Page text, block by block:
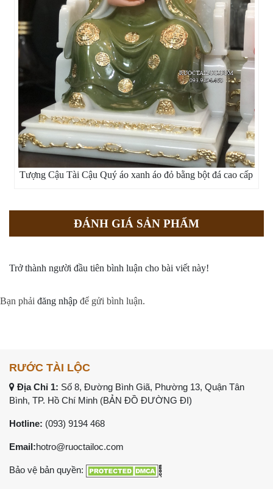
Tượng Cậu Tài Cậu Quý áo xanh áo đỏ bằng bột đá cao cấp
ĐÁNH GIÁ SẢN PHẨM
Trở thành người đầu tiên bình luận cho bài viết này!
Bạn phải đăng nhập để gửi bình luận.
RƯỚC TÀI LỘC
Địa Chỉ 1: Số 8, Đường Bình Giã, Phường 13, Quận Tân
Bình, TP. Hồ Chí Minh (BẢN ĐỒ ĐƯỜNG ĐI)
Hotline: (093) 9194 468
Email:hotro@ruoctailoc.com
Bảo vệ bản quyền: